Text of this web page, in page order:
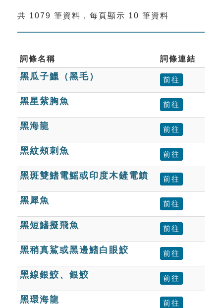
索引選單
單字索引
生命大百科索引
遊戲專區
教學應用
貓頭鷹博士
共 1079 筆資料，每頁顯示 10 筆資料
詞條名稱 詞條連結
黑瓜子鱲（黑毛） 前往
黑星紫胸魚 前往
黑海龍 前往
黑紋頰刺魚 前往
黑斑雙鰭電鰩或印度木鏟電鱝 前往
黑犀魚 前往
黑短鰭擬飛魚 前往
黑稍真鯊或黑邊鰭白眼鮫 前往
黑線銀鮫、銀鮫 前往
黑環海龍 前往